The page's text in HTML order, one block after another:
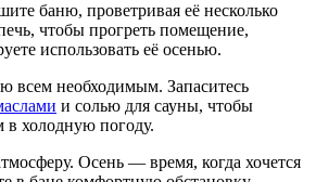
баню, проветривая её несколько
чтобы прогреть помещение,
использовать её осенью.
всем необходимым. Запаситесь
и солью для сауны, чтобы
в холодную погоду.
Осень — время, когда хочется